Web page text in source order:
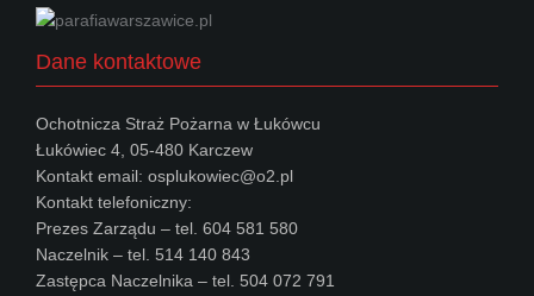
Dane kontaktowe
Ochotnicza Straż Pożarna w Łukówcu
Łukówiec 4, 05-480 Karczew
Kontakt email: osplukowiec@o2.pl
Kontakt telefoniczny:
Prezes Zarządu – tel. 604 581 580
Naczelnik – tel. 514 140 843
Zastępca Naczelnika – tel. 504 072 791